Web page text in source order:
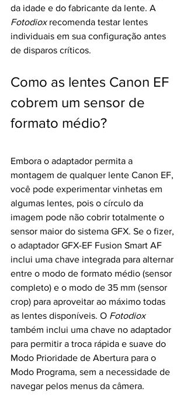
da idade e do fabricante da lente. A
Fotodiox recomenda testar lentes
individuais em sua configuração antes
de disparos críticos.
Como as lentes Canon EF
cobrem um sensor de
formato médio?
Embora o adaptador permita a
montagem de qualquer lente Canon EF,
você pode experimentar vinhetas em
algumas lentes, pois o círculo da
imagem pode não cobrir totalmente o
sensor maior do sistema GFX. Se o fizer,
o adaptador GFX-EF Fusion Smart AF
inclui uma chave integrada para alternar
entre o modo de formato médio (sensor
completo) e o modo de 35 mm (sensor
crop) para aproveitar ao máximo todas
as lentes disponíveis. O Fotodiox
também inclui uma chave no adaptador
para permitir a troca rápida e suave do
Modo Prioridade de Abertura para o
Modo Programa, sem a necessidade de
navegar pelos menus da câmera.